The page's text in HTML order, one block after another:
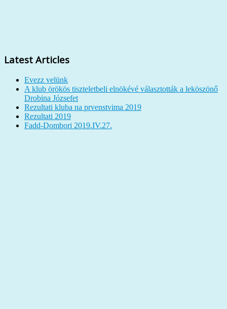
Latest Articles
Evezz velünk
A klub örökös tiszteletbeli elnökévé választották a leköszönő
Drobina Józsefet
Rezultati kluba na prvenstvima 2019
Rezultati 2019
Fadd-Dombori 2019.IV.27.